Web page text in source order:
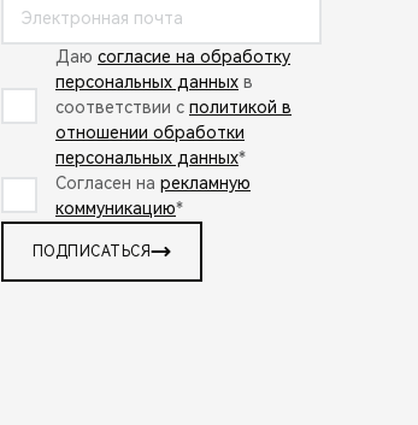
Даю согласие на обработку
персональных данных в
соответствии с политикой в
отношении обработки
персональных данных*
Согласен на рекламную
коммуникацию*
ПОДПИСАТЬСЯ